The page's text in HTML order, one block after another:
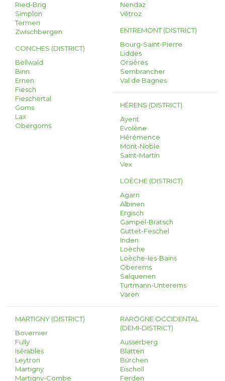
Ried-Brig
Simplon
Termen
Zwischbergen
CONCHES (DISTRICT)
Bellwald
Binn
Ernen
Fiesch
Fieschertal
Goms
Lax
Obergoms
Nendaz
Vétroz
ENTREMONT (DISTRICT)
Bourg-Saint-Pierre
Liddes
Orsières
Sembrancher
Val de Bagnes
HÉRENS (DISTRICT)
Ayent
Evolène
Hérémence
Mont-Noble
Saint-Martin
Vex
LOÈCHE (DISTRICT)
Agarn
Albinen
Ergisch
Gampel-Bratsch
Guttet-Feschel
Inden
Loèche
Loèche-les-Bains
Oberems
Salquenen
Turtmann-Unterems
Varen
MARTIGNY (DISTRICT)
Bovernier
Fully
Isérables
Leytron
Martigny
Martigny-Combe
RAROGNE OCCIDENTAL
(DEMI-DISTRICT)
Ausserberg
Blatten
Bürchen
Eischoll
Ferden